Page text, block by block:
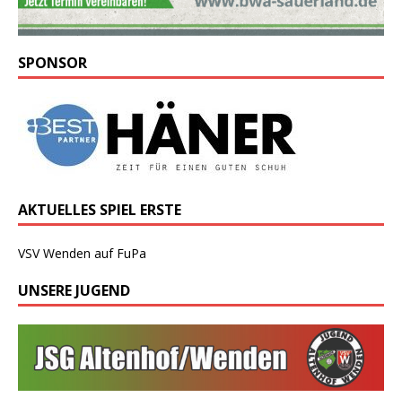
SPONSOR
AKTUELLES SPIEL ERSTE
VSV Wenden auf FuPa
UNSERE JUGEND